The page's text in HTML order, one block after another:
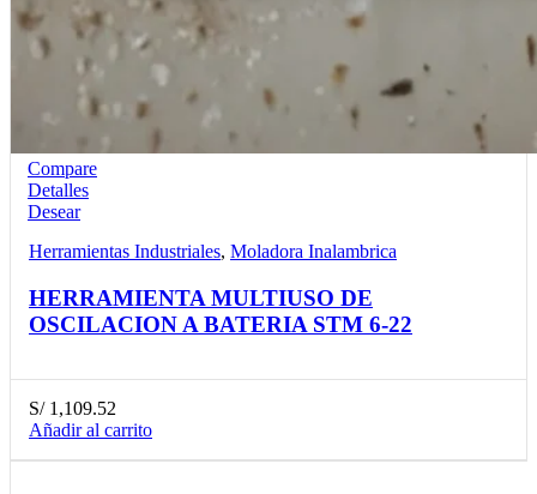
Compare
Detalles
Desear
Herramientas Industriales, Moladora Inalambrica
HERRAMIENTA MULTIUSO DE
OSCILACION A BATERIA STM 6-22
S/1,109.52
Añadir al carrito